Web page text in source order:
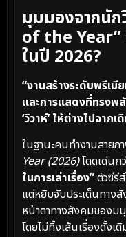
มุมมองจากนัก
of the Year”
ในปี 2026?
“งานสร้างระดับพรีเ
และการแสดงที่ทรงพ
‘วิวาห์’ ให้ต่างไปจากเ
ในฐานะคนทำงานสาย
Year (2026)โดดเด่นก
ในการเล่าเรื่อง”ตัวซีรี
แต่หยิบจับประเด็นทางสั
หน้าตาทางสังคมของม
โดยไม่ทิ้งเส้นเรื่องดั้ง